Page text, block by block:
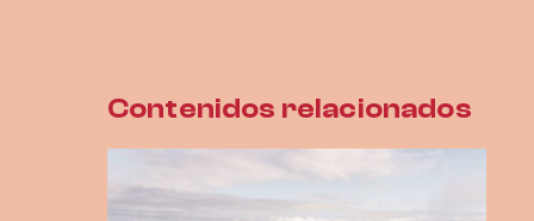
Contenidos relacionados